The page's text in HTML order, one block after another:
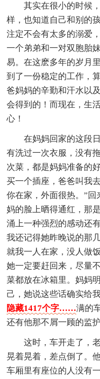
其实在很小的时候
样，也知道自己和别的
注定不会有太多的溺爱
一个弟弟和一对双胞胎
易。在这麽多年的岁月
到了一份稳定的工作，
爸妈妈的辛勤和汗水以
会得到的！而现在，生
心！
在妈妈回家的这段
有洗过一次衣服，没有
次菜，都是妈妈准备的
买一个插座，爸爸叫我
你在家，外面很热。”
妈的脸上晒得通红，那
涌上一种强烈的感动还
我还记得她昨晚说的那
就我一人在家，没人做
她一定要赶回来，尽量
菜都放在冰箱里。妈妈
己，她说这些话确实给
隐藏1417个字……满的
还有他那不屑一顾的监护
这时，车开走了，
晃着晃着，差点倒了。
车厢里有座位的人没有